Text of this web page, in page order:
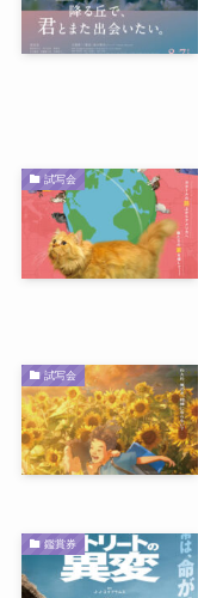
試写会
試写会
鑑賞券